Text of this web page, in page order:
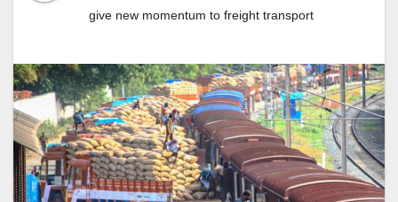
give new momentum to freight transport